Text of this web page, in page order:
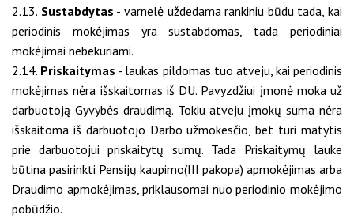
2.13. Sustabdytas - varnelė uždedama rankiniu būdu tada, kai
periodinis mokėjimas yra sustabdomas, tada periodiniai
mokėjimai nebekuriami.
2.14. Priskaitymas - laukas pildomas tuo atveju, kai periodinis
mokėjimas nėra išskaitomas iš DU. Pavyzdžiui įmonė moka už
darbuotoją Gyvybės draudimą. Tokiu atveju įmokų suma nėra
išskaitoma iš darbuotojo Darbo užmokesčio, bet turi matytis
prie darbuotojui priskaitytų sumų. Tada Priskaitymų lauke
būtina pasirinkti Pensijų kaupimo(III pakopa) apmokėjimas arba
Draudimo apmokėjimas, priklausomai nuo periodinio mokėjimo
pobūdžio.